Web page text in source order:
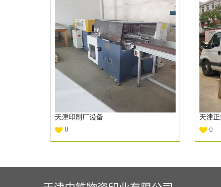
天津印刷厂设备
0
天津
0